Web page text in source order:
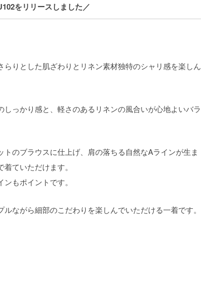
をリリースしました／
りとした肌ざわりとリネン素材独特のシャリ感を楽しん
っかり感と、軽さのあるリネンの風合いが心地よいバラ
のブラウスに仕上げ、肩の落ちる自然なAラインが生ま
ていただけます。
もポイントです。
ながら細部のこだわりを楽しんでいただける一着です。